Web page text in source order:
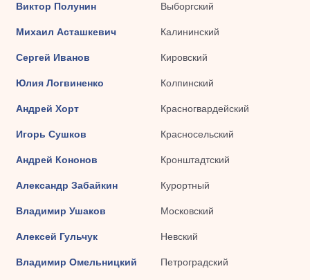
Виктор Полунин Выборгский
Михаил Асташкевич Калининский
Сергей Иванов Кировский
Юлия Логвиненко Колпинский
Андрей Хорт Красногвардейский
Игорь Сушков Красносельский
Андрей Кононов Кронштадтский
Александр Забайкин Курортный
Владимир Ушаков Московский
Алексей Гульчук Невский
Владимир Омельницкий Петроградский